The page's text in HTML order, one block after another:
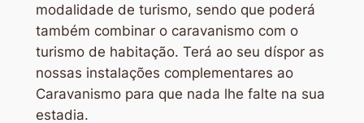
modalidade de turismo, sendo que poderá
também combinar o caravanismo com o
turismo de habitação. Terá ao seu díspor as
nossas instalações complementares ao
Caravanismo para que nada lhe falte na sua
estadia.